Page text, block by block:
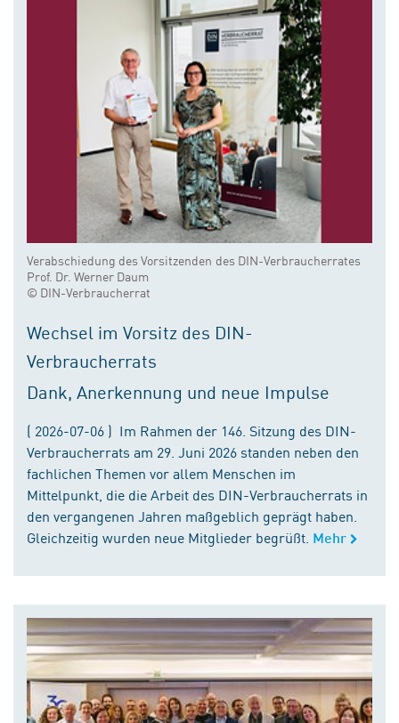
Verabschiedung des Vorsitzenden des DIN-Verbraucherrates
Prof. Dr. Werner Daum
© DIN-Verbraucherrat
Wechsel im Vorsitz des DIN-
Verbraucherrats
Dank, Anerkennung und neue Impulse
( 2026-07-06 ) Im Rahmen der 146. Sitzung des DIN-
Verbraucherrats am 29. Juni 2026 standen neben den
fachlichen Themen vor allem Menschen im
Mittelpunkt, die die Arbeit des DIN-Verbraucherrats in
den vergangenen Jahren maßgeblich geprägt haben.
Gleichzeitig wurden neue Mitglieder begrüßt. Mehr